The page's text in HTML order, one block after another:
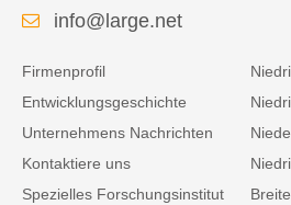
info@large.net
Firmenprofil
Entwicklungsgeschichte
Unternehmens Nachrichten
Kontaktiere uns
Spezielles Forschungsinstitut